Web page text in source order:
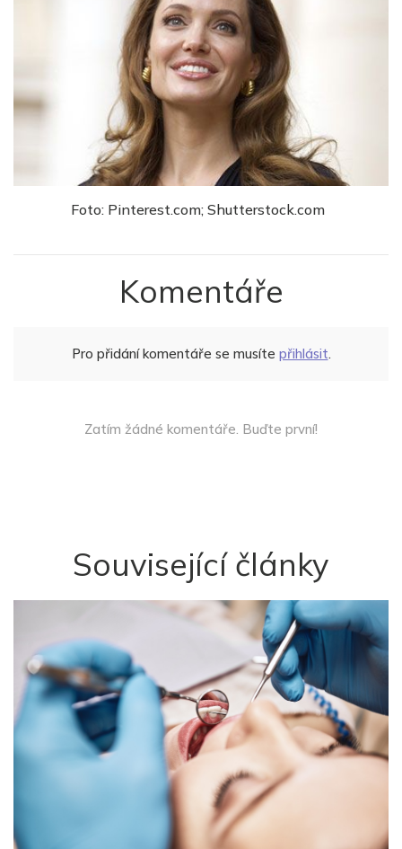
Foto: Pinterest.com; Shutterstock.com
Komentáře
Pro přidání komentáře se musíte přihlásit.
Zatím žádné komentáře. Buďte první!
Související články